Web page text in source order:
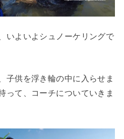
いよいよシュノーケリングで
子供を浮き輪の中に入らせま
って、コーチについていきま